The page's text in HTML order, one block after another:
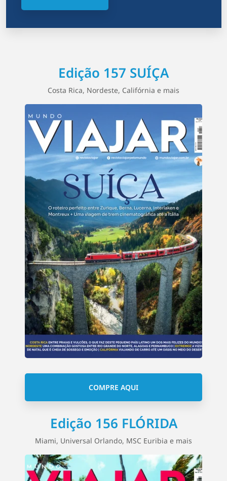
Edição 157 SUÍÇA
Costa Rica, Nordeste, Califórnia e mais
COMPRE AQUI
Edição 156 FLÓRIDA
Miami, Universal Orlando, MSC Euribia e mais